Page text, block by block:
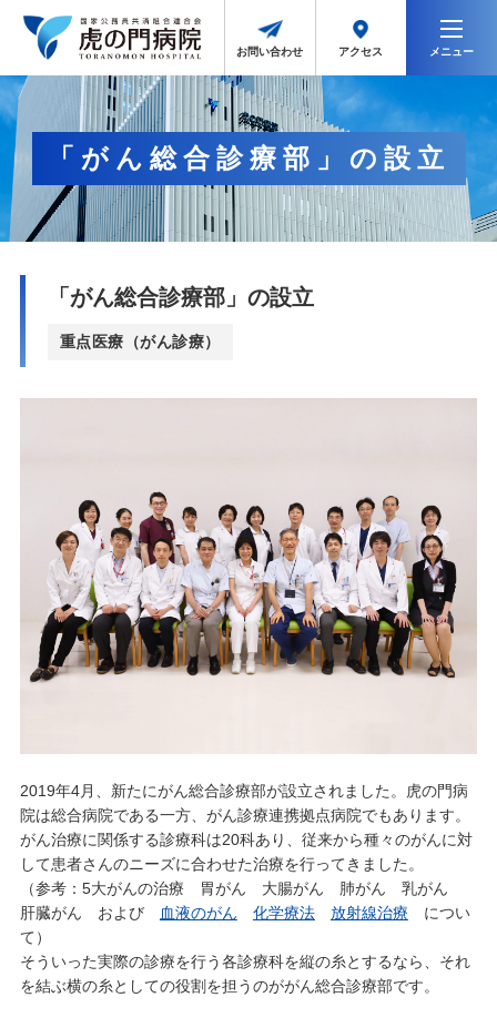
お問い合わせ アクセス メニュー
「がん総合診療部」の設立
「がん総合診療部」の設立
重点医療（がん診療）
2019年4月、新たにがん総合診療部が設立されました。虎の門病
院は総合病院である一方、がん診療連携拠点病院でもあります。
がん治療に関係する診療科は20科あり、従来から種々のがんに対
して患者さんのニーズに合わせた治療を行ってきました。
（参考：5大がんの治療 胃がん 大腸がん 肺がん 乳がん
肝臓がん および
血液のがん 化学療法 放射線治療 につい
て）
そういった実際の診療を行う各診療科を縦の糸とするなら、それ
を結ぶ横の糸としての役割を担うのががん総合診療部です。